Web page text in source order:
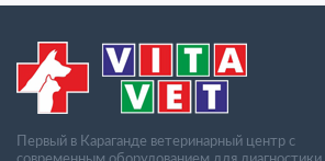
Первый в Караганде ветеринарный центр с